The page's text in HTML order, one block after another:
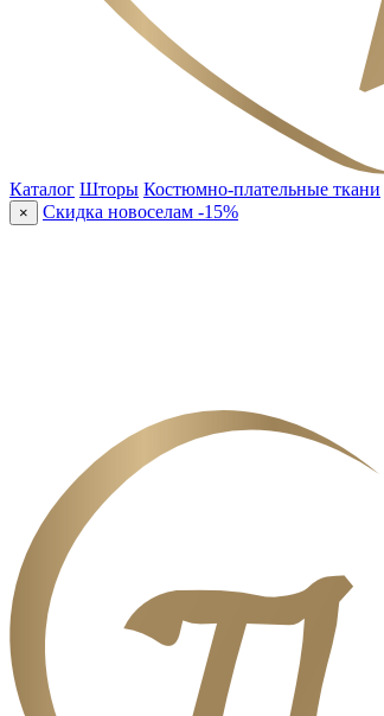
Каталог Шторы Костюмно-плательные ткани
× Скидка новоселам -15%